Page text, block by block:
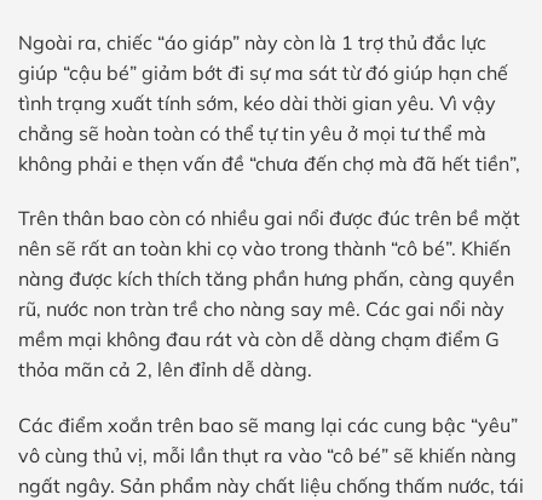
Ngoài ra, chiếc “áo giáp” này còn là 1 trợ thủ đắc lực
giúp “cậu bé” giảm bớt đi sự ma sát từ đó giúp hạn chế
tình trạng xuất tính sớm, kéo dài thời gian yêu. Vì vậy
chẳng sẽ hoàn toàn có thể tự tin yêu ở mọi tư thể mà
không phải e thẹn vấn đề “chưa đến chợ mà đã hết tiền”,
Trên thân bao còn có nhiều gai nổi được đúc trên bề mặt
nên sẽ rất an toàn khi cọ vào trong thành “cô bé”. Khiến
nàng được kích thích tăng phần hưng phấn, càng quyền
rũ, nước non tràn trề cho nàng say mê. Các gai nổi này
mềm mại không đau rát và còn dễ dàng chạm điểm G
thỏa mãn cả 2, lên đỉnh dễ dàng.
Các điểm xoắn trên bao sẽ mang lại các cung bậc “yêu”
vô cùng thủ vị, mỗi lần thụt ra vào “cô bé” sẽ khiến nàng
ngất ngây. Sản phẩm này chất liệu chống thấm nước, tái